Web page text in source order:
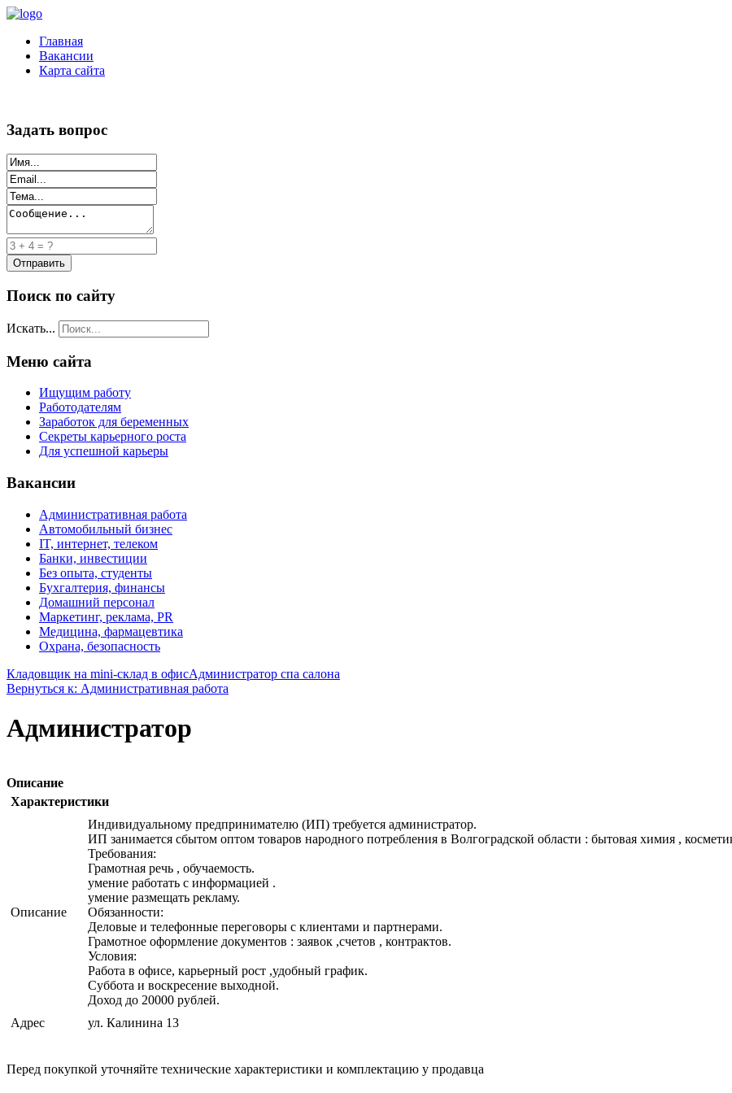
Главная
Вакансии
Карта сайта
Задать вопрос
Поиск по сайту
Искать...
Меню сайта
Ищущим работу
Работодателям
Заработок для беременных
Секреты карьерного роста
Для успешной карьеры
Вакансии
Административная работа
Автомобильный бизнес
IT, интернет, телеком
Банки, инвестиции
Без опыта, студенты
Бухгалтерия, финансы
Домашний персонал
Маркетинг, реклама, PR
Медицина, фармацевтика
Охрана, безопасность
Кладовщик на mini-склад в офисАдминистратор спа салона
Вернуться к: Административная работа
Администратор
Описание
Характеристики
Описание
Индивидуальному предпринимателю (ИП) требуется администратор.
ИП занимается сбытом оптом товаров народного потребления в Волгоградской области : бытовая химия ,
Требования:
Грамотная речь , обучаемость.
умение работать с информацией .
умение размещать рекламу.
Обязанности:
Деловые и телефонные переговоры с клиентами и партнерами.
Грамотное оформление документов : заявок ,счетов , контрактов.
Условия:
Работа в офисе, карьерный рост ,удобный график.
Суббота и воскресение выходной.
Доход до 20000 рублей.
Адрес
ул. Калинина 13
Перед покупкой уточняйте технические характеристики и комплектацию у продавца